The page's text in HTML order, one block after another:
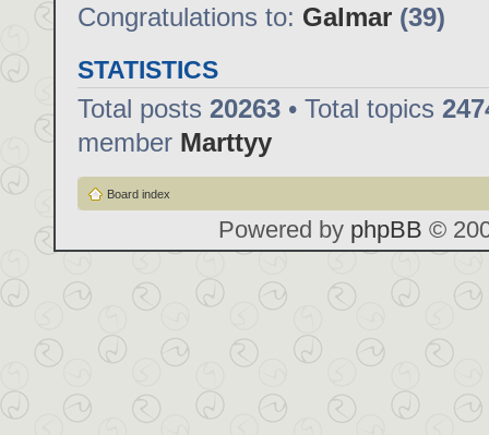
Congratulations to: Galmar (39)
STATISTICS
Total posts 20263 • Total topics
member Marttyy
Board index
Powered by phpBB ©